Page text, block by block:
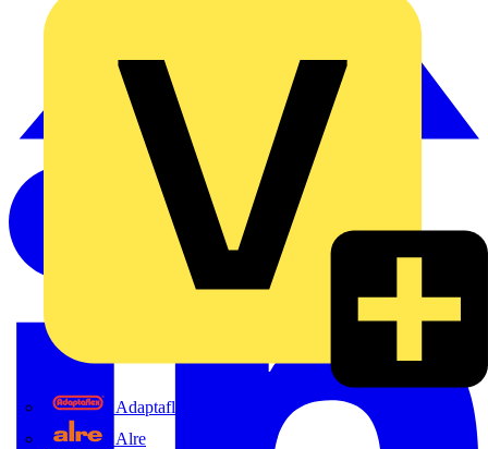
Adaptaflex
Alre